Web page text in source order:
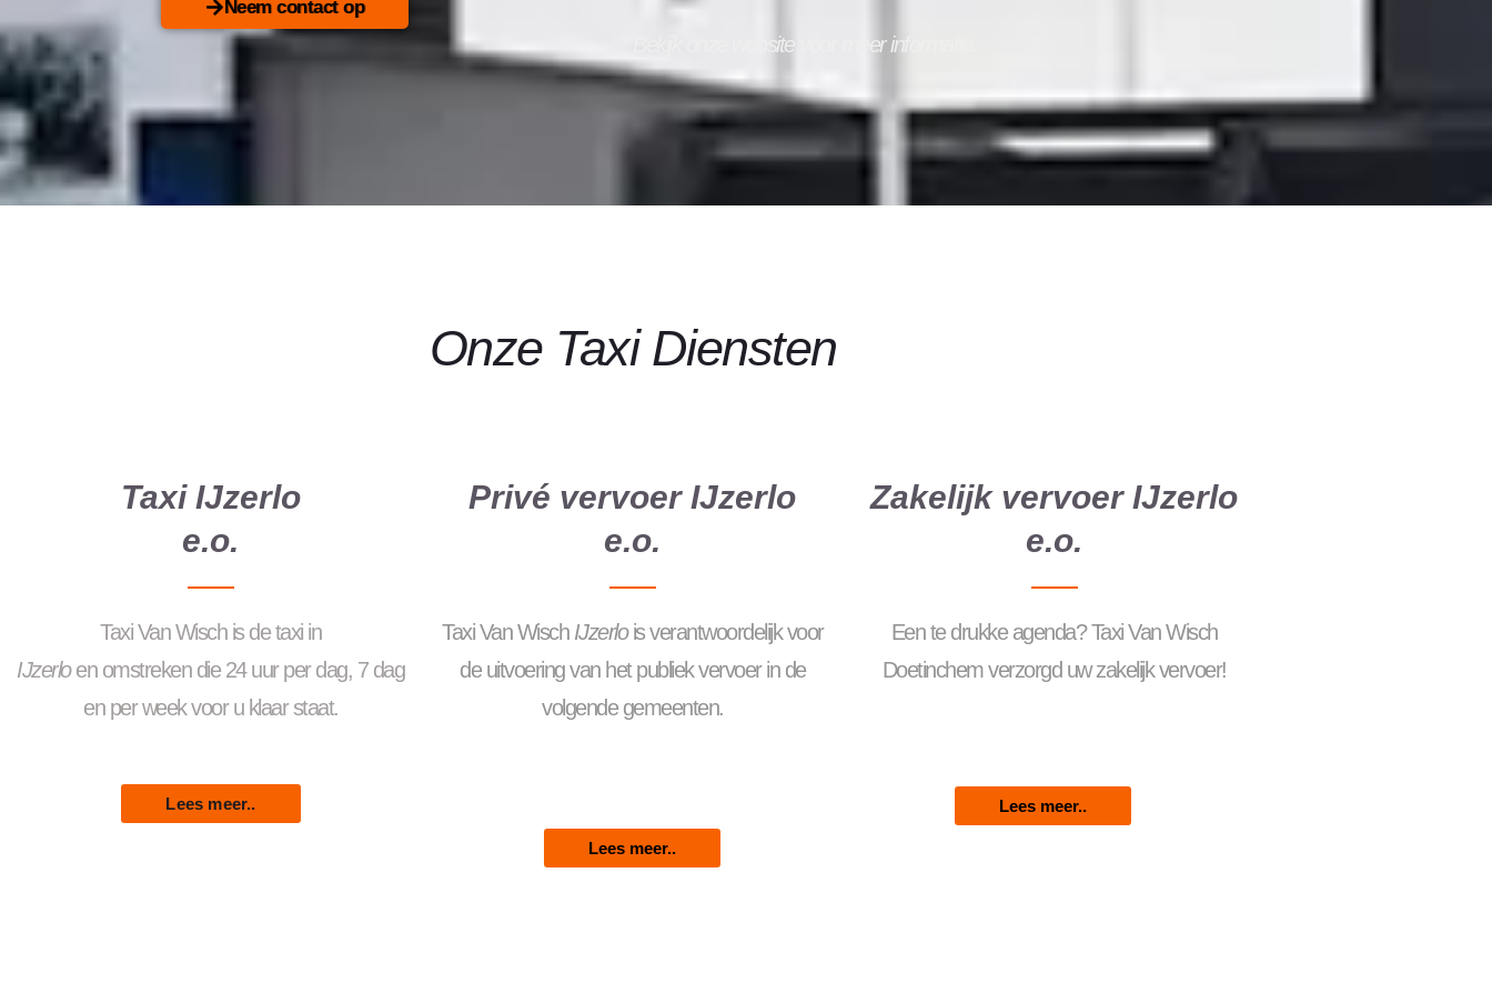
Neem contact op
Bekijk onze website voor meer informatie.
Onze Taxi Diensten
Taxi IJzerlo
e.o.
Taxi Van Wisch is de taxi in
IJzerlo en omstreken die 24 uur per dag, 7 dag
en per week voor u klaar staat.
Lees meer..
Privé vervoer IJzerlo
e.o.
Taxi Van Wisch IJzerlois verantwoordelijk voor
de uitvoering van het publiek vervoer in de
volgende gemeenten.
Lees meer..
Zakelijk vervoer IJzerlo
e.o.
Een te drukke agenda? Taxi Van Wisch
Doetinchem verzorgd uw zakelijk vervoer!
Lees meer..